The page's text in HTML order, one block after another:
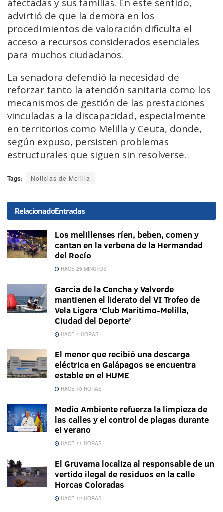
afectadas y sus familias. En este sentido,
advirtió de que la demora en los
procedimientos de valoración dificulta el
acceso a recursos considerados esenciales
para muchos ciudadanos.
La senadora defendió la necesidad de
reforzar tanto la atención sanitaria como los
mecanismos de gestión de las prestaciones
vinculadas a la discapacidad, especialmente
en territorios como Melilla y Ceuta, donde,
según expuso, persisten problemas
estructurales que siguen sin resolverse.
Tags: Noticias de Melilla
RelacionadoEntradas
Los melillenses ríen, beben, comen y
cantan en la verbena de la Hermandad
del Rocío
HACE 29 MINUTOS
García de la Concha y Valverde
mantienen el liderato del VI Trofeo de
Vela Ligera ‘Club Marítimo-Melilla,
Ciudad del Deporte’
HACE 4 HORAS
El menor que recibió una descarga
eléctrica en Galápagos se encuentra
estable en el HUME
HACE 10 HORAS
Medio Ambiente refuerza la limpieza de
las calles y el control de plagas durante
el verano
HACE 11 HORAS
El Gruvama localiza al responsable de un
vertido ilegal de residuos en la calle
Horcas Coloradas
HACE 12 HORAS